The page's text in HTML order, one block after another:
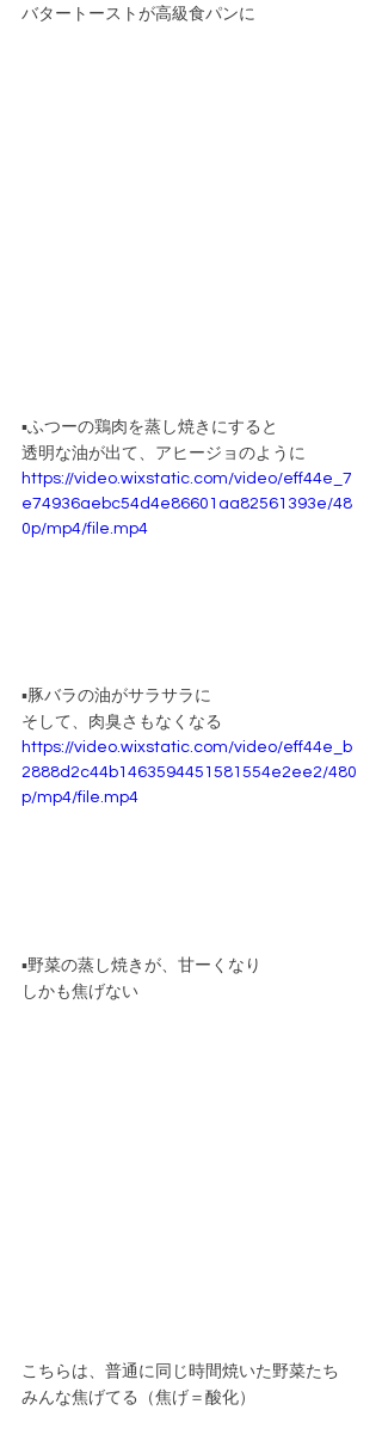
バタートーストが高級食パンに
▪️ふつーの鶏肉を蒸し焼きにすると
透明な油が出て、アヒージョのように
https://video.wixstatic.com/video/eff44e_7
e74936aebc54d4e86601aa82561393e/48
0p/mp4/file.mp4
▪️豚バラの油がサラサラに
そして、肉臭さもなくなる
https://video.wixstatic.com/video/eff44e_b
2888d2c44b1463594451581554e2ee2/480
p/mp4/file.mp4
▪️野菜の蒸し焼きが、甘ーくなり
しかも焦げない
こちらは、普通に同じ時間焼いた野菜たち
みんな焦げてる（焦げ＝酸化）